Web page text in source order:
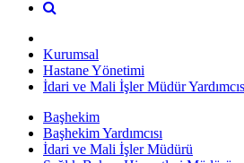
Kurumsal
Hastane Yönetimi
İdari ve Mali İşler Müdür
Başhekim
Başhekim Yardımcısı
İdari ve Mali İşler Müdürü